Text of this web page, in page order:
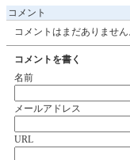
コメント
コメントはまだありませ
コメントを書く
名前
メールアドレス
URL